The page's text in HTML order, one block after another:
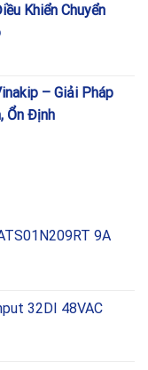
Khiển Chuyển
– Giải Pháp
Ổn Định
9A
32DI 48VAC